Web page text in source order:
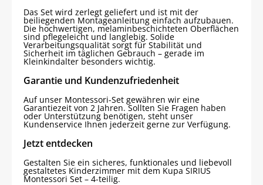
Das Set wird zerlegt geliefert und ist mit der
beiliegenden Montageanleitung einfach aufzubauen.
Die hochwertigen, melaminbeschichteten Oberflächen
sind pflegeleicht und langlebig. Solide
Verarbeitungsqualität sorgt für Stabilität und
Sicherheit im täglichen Gebrauch – gerade im
Kleinkindalter besonders wichtig.
Garantie und Kundenzufriedenheit
Auf unser Montessori-Set gewähren wir eine
Garantiezeit von 2 Jahren. Sollten Sie Fragen haben
oder Unterstützung benötigen, steht unser
Kundenservice Ihnen jederzeit gerne zur Verfügung.
Jetzt entdecken
Gestalten Sie ein sicheres, funktionales und liebevoll
gestaltetes Kinderzimmer mit dem Kupa SIRIUS
Montessori Set – 4-teilig.